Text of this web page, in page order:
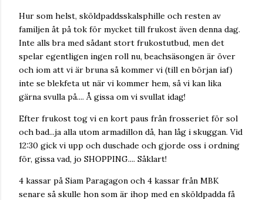
Hur som helst, sköldpaddsskalsphille och resten av
familjen åt på tok för mycket till frukost även denna dag.
Inte alls bra med sådant stort frukostutbud, men det
spelar egentligen ingen roll nu, beachsäsongen är över
och iom att vi är bruna så kommer vi (till en början iaf)
inte se blekfeta ut när vi kommer hem, så vi kan lika
gärna svulla på.... Å gissa om vi svullat idag!
Efter frukost tog vi en kort paus från frosseriet för sol
och bad...ja alla utom armadillon då, han låg i skuggan. Vid
12:30 gick vi upp och duschade och gjorde oss i ordning
för, gissa vad, jo SHOPPING.... Såklart!
4 kassar på Siam Paragagon och 4 kassar från MBK
senare så skulle hon som är ihop med en sköldpadda få